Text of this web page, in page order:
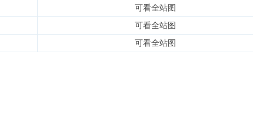
可看全站图
可看全站图
可看全站图